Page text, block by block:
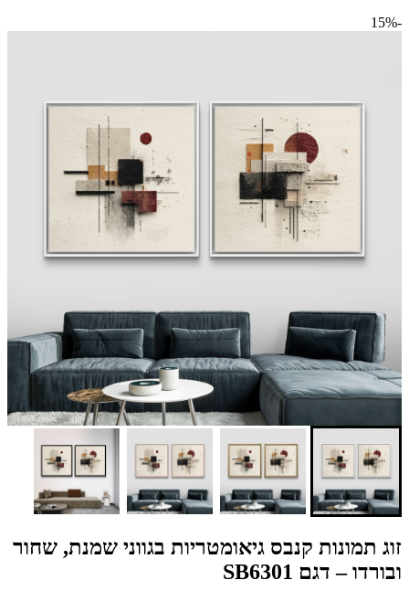
-15%
זוג תמונות קנבס גיאומטריות בגווני שמנת, שחור
ובורדו – דגם SB6301